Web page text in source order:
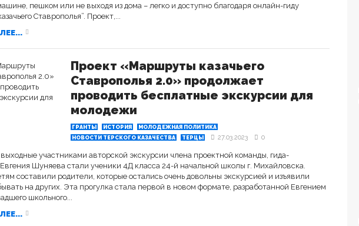
пешком или не выходя из дома – легко и доступно благодаря онлайн-гиду
Ставрополья”. Проект,...
Проект «Маршруты казачьего
Ставрополья 2.0» продолжает
проводить бесплатные экскурсии для
молодежи
ГРАНТЫ ИСТОРИЯ
МОЛОДЕЖНАЯ ПОЛИТИКА
НОВОСТИ ТЕРСКОГО КАЗАЧЕСТВА
ТЕРЦЫ 27.03.2023 0
участниками авторской экскурсии члена проектной команды, гида-
Евгения Шуняева стали ученики 4Д класса 24-й начальной школы г. Михайловска.
составили родители, которые остались очень довольны экскурсией и изъявили
на других. Эта прогулка стала первой в новом формате, разработанной Евгением
школьного...